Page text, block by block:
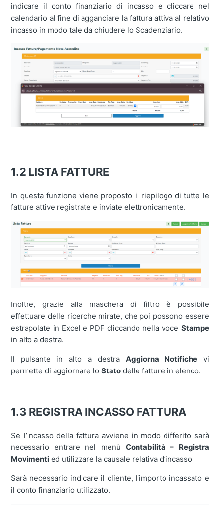
indicare il conto finanziario di incasso e cliccare nel
calendario al fine di agganciare la fattura attiva al relativo
incasso in modo tale da chiudere lo Scadenziario.
1.2 LISTA FATTURE
In questa funzione viene proposto il riepilogo di tutte le
fatture attive registrate e inviate elettronicamente.
Inoltre, grazie alla maschera di filtro è possibile
effettuare delle ricerche mirate, che poi possono essere
estrapolate in Excel e PDF cliccando nella voce Stampe
in alto a destra.
Il pulsante in alto a destra Aggiorna Notifichevi
permette di aggiornare loStato delle fatture in elenco.
1.3 REGISTRA INCASSO FATTURA
Se l’incasso della fattura avviene in modo differito sarà
necessario entrare nel menù Contabilità – Registra
Movimenti ed utilizzare la causale relativa d’incasso.
Sarà necessario indicare il cliente, l’importo incassato e
il conto finanziario utilizzato.